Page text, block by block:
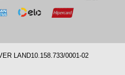
LAND10.158.733/0001-02